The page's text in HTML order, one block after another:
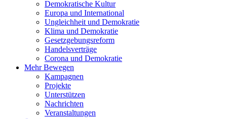
Demokratische Kultur
Europa und International
Ungleichheit und Demokratie
Klima und Demokratie
Gesetzgebungsreform
Handelsverträge
Corona und Demokratie
Mehr Bewegen
Kampagnen
Projekte
Unterstützen
Nachrichten
Veranstaltungen